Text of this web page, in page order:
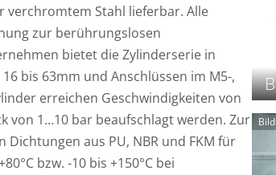
verchromtem Stahl lieferbar. Alle
zur berührungslosen
bietet die Zylinderserie in
bis 63mm und Anschlüssen im M5-,
erreichen Geschwindigkeiten von
von 1…10 bar beaufschlagt werden. Zur
aus PU, NBR und FKM für
bzw. -10 bis +150°C bei